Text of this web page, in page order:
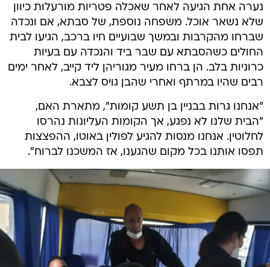
נערה אחת הגיעה לאחר שאכלה פטריות מורעלות כיוון
שלא נשאר אוכל. משפחה נוספת, של סבתא, אם ונכדה
שברחו מהקרבות ובמשך שבועיים חיו ברכב, הגיעו לבית
החולים כשהסבתא עם שבר ביד והנכדה עם בעיות
כרוניות בלב. הן ברחו מעיר מגוריהן ליד קייב, לאחר ימים
רבים שהיו במרתף ואחרי שהבן גויס לצבא.
"אנחנו גרות בבניין בן תשע קומות", מתארת האם,
"הבית שלנו לא נפגע, אך הקומות העליונות נהרסו
לחלוטין. אנחנו מנסות להגיע לפולין באוטו, ההפצצות
תפסו אותנו בכל מקום שהגענו, אז המשכנו לברוח".